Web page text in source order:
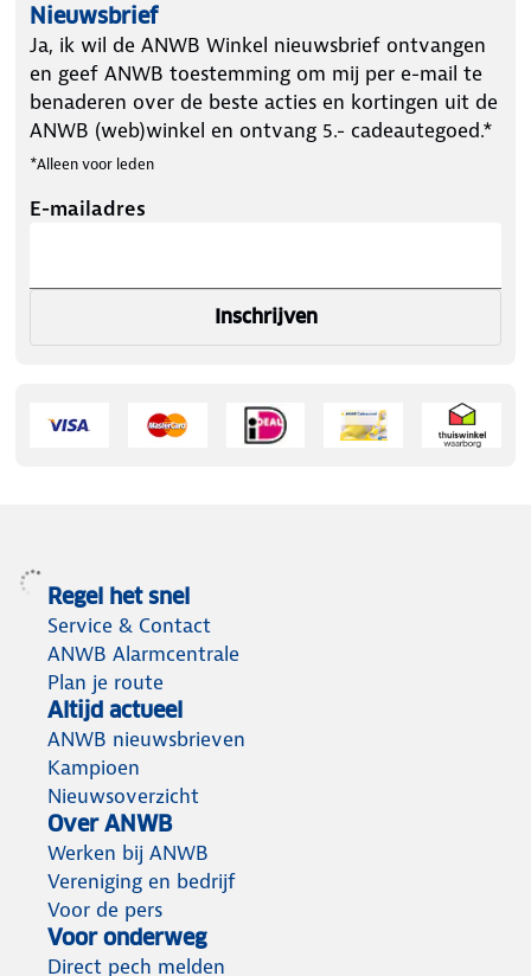
Nieuwsbrief
Ja, ik wil de ANWB Winkel nieuwsbrief ontvangen
en geef ANWB toestemming om mij per e-mail te
benaderen over de beste acties en kortingen uit de
ANWB (web)winkel en ontvang 5.- cadeautegoed.*
*Alleen voor leden
E-mailadres
Inschrijven
Regel het snel
Service & Contact
ANWB Alarmcentrale
Plan je route
Altijd actueel
ANWB nieuwsbrieven
Kampioen
Nieuwsoverzicht
Over ANWB
Werken bij ANWB
Vereniging en bedrijf
Voor de pers
Voor onderweg
Direct pech melden